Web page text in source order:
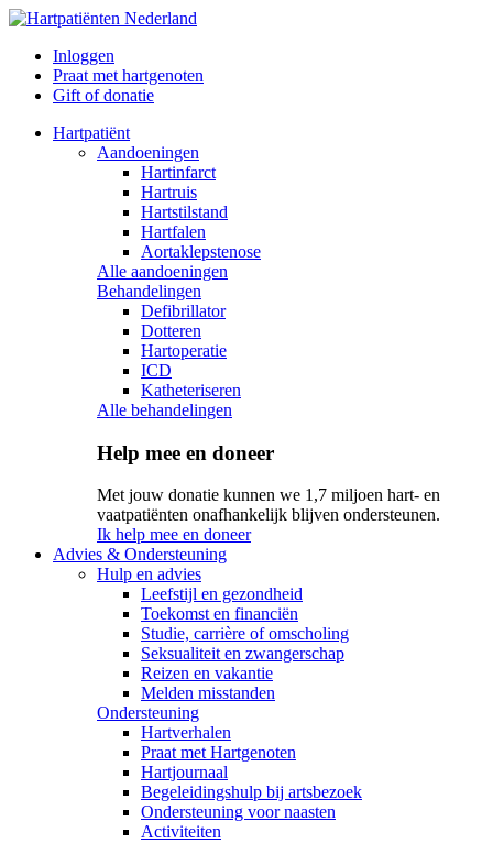
Inloggen
Praat met hartgenoten
Gift of donatie
Hartpatiënt
Aandoeningen
Hartinfarct
Hartruis
Hartstilstand
Hartfalen
Aortaklepstenose
Alle aandoeningen
Behandelingen
Defibrillator
Dotteren
Hartoperatie
ICD
Katheteriseren
Alle behandelingen
Help mee en doneer
Met jouw donatie kunnen we 1,7 miljoen hart- en
vaatpatiënten onafhankelijk blijven ondersteunen.
Ik help mee en doneer
Advies & Ondersteuning
Hulp en advies
Leefstijl en gezondheid
Toekomst en financiën
Studie, carrière of omscholing
Seksualiteit en zwangerschap
Reizen en vakantie
Melden misstanden
Ondersteuning
Hartverhalen
Praat met Hartgenoten
Hartjournaal
Begeleidingshulp bij artsbezoek
Ondersteuning voor naasten
Activiteiten